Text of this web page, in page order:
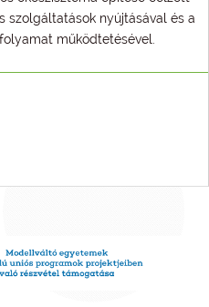
szolgáltatások nyújtásával és a
működtetésével.